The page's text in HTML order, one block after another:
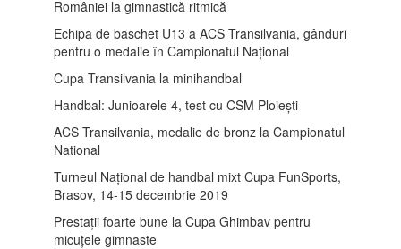
României la gimnastică ritmică
Echipa de baschet U13 a ACS Transilvania, gânduri
pentru o medalie în Campionatul Național
Cupa Transilvania la minihandbal
Handbal: Junioarele 4, test cu CSM Ploiești
ACS Transilvania, medalie de bronz la Campionatul
National
Turneul Național de handbal mixt Cupa FunSports,
Brasov, 14-15 decembrie 2019
Prestații foarte bune la Cupa Ghimbav pentru
micuțele gimnaste